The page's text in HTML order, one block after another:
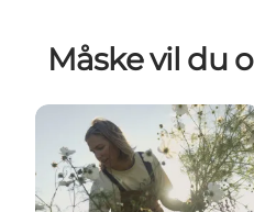
Måske vil du